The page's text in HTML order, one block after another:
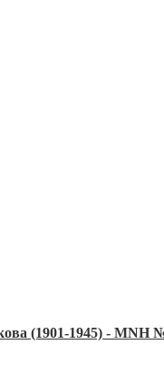
(1901-1945) - MNH